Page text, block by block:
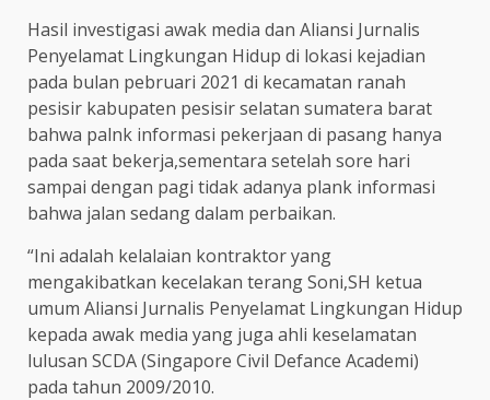
Hasil investigasi awak media dan Aliansi Jurnalis
Penyelamat Lingkungan Hidup di lokasi kejadian
pada bulan pebruari 2021 di kecamatan ranah
pesisir kabupaten pesisir selatan sumatera barat
bahwa palnk informasi pekerjaan di pasang hanya
pada saat bekerja,sementara setelah sore hari
sampai dengan pagi tidak adanya plank informasi
bahwa jalan sedang dalam perbaikan.
“Ini adalah kelalaian kontraktor yang
mengakibatkan kecelakan terang Soni,SH ketua
umum Aliansi Jurnalis Penyelamat Lingkungan Hidup
kepada awak media yang juga ahli keselamatan
lulusan SCDA (Singapore Civil Defance Academi)
pada tahun 2009/2010.